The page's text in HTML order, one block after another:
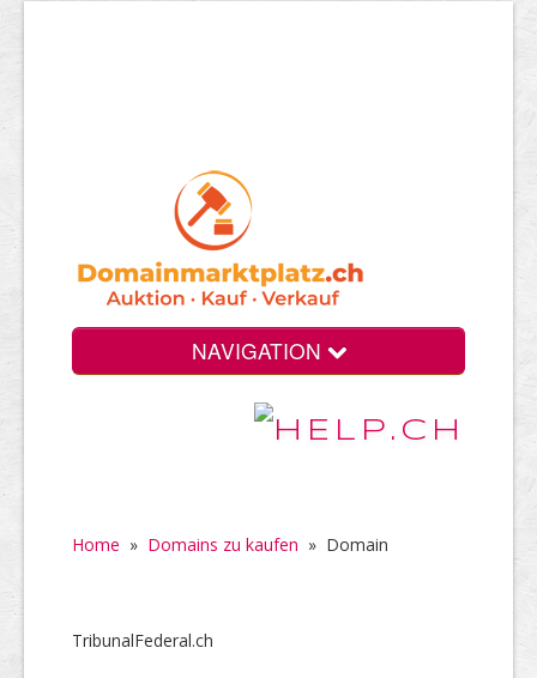
NAVIGATION
Home » Domains zu kaufen » Domain
TribunalFederal.ch